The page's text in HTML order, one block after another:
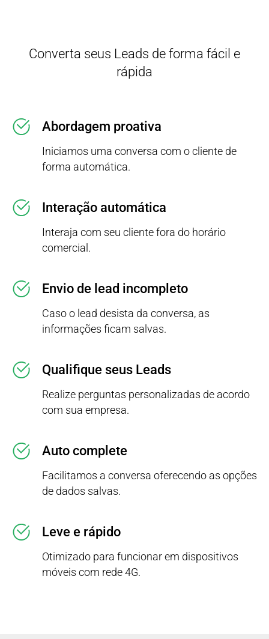
Converta seus Leads de forma fácil e
rápida
Abordagem proativa
Iniciamos uma conversa com o cliente de
forma automática.
Interação automática
Interaja com seu cliente fora do horário
comercial.
Envio de lead incompleto
Caso o lead desista da conversa, as
informações ficam salvas.
Qualifique seus Leads
Realize perguntas personalizadas de acordo
com sua empresa.
Auto complete
Facilitamos a conversa oferecendo as opções
de dados salvas.
Leve e rápido
Otimizado para funcionar em dispositivos
móveis com rede 4G.